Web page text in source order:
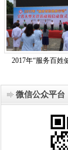
2017年“服务百姓
微信公众平台